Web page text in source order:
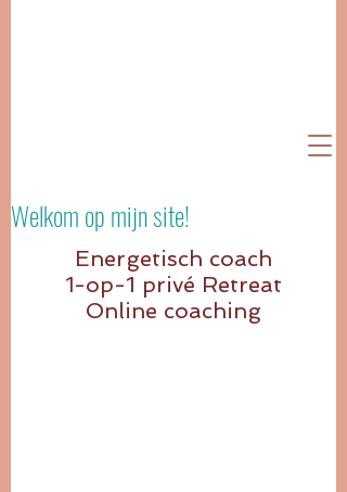
Welkom op mijn site!
Energetisch coach
1-op-1 privé Retreat
Online coaching